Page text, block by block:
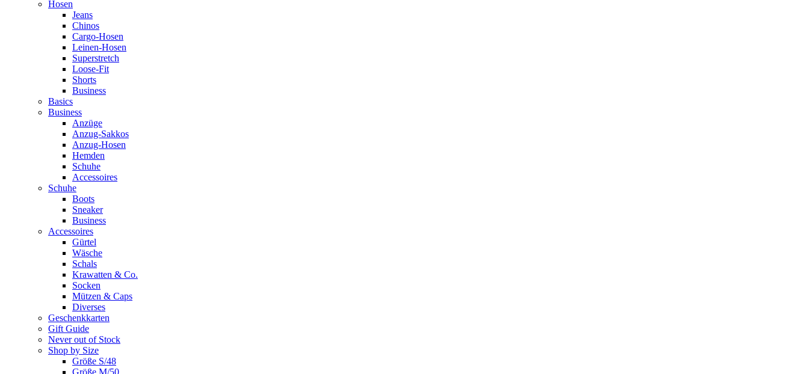
Hosen
Jeans
Chinos
Cargo-Hosen
Leinen-Hosen
Superstretch
Loose-Fit
Shorts
Business
Basics
Business
Anzüge
Anzug-Sakkos
Anzug-Hosen
Hemden
Schuhe
Accessoires
Schuhe
Boots
Sneaker
Business
Accessoires
Gürtel
Wäsche
Schals
Krawatten & Co.
Socken
Mützen & Caps
Diverses
Geschenkkarten
Gift Guide
Never out of Stock
Shop by Size
Größe S/48
Größe M/50